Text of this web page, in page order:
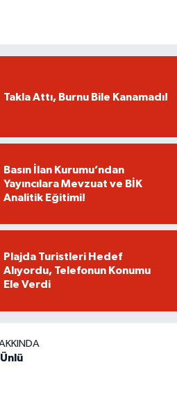
Takla Attı, Burnu Bile Kanamadı!
Basın İlan Kurumu’ndan
Yayıncılara Mevzuat ve BİK
Analitik Eğitimi!
Plajda Turistleri Hedef
Alıyordu, Telefonun Konumu
Ele Verdi